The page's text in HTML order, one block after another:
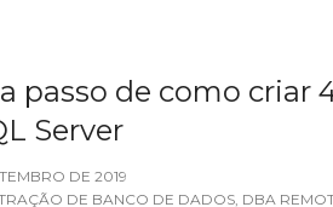
a passo de como
Server
DE 2019
DE BANCO DE DADOS, DBA